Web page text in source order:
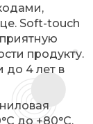
Soft-touch
продукту.
до 4 лет в
до +80°C,